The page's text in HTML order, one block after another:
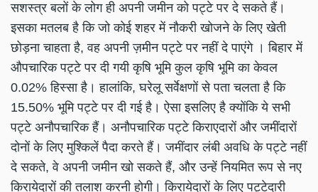
सशस्त्र बलों के लोग ही अपनी जमीन को पट्टे पर दे सकते हैं।
इसका मतलब है कि जो कोई शहर में नौकरी खोजने के लिए खेती
छोड़ना चाहता है, वह अपनी ज़मीन पट्टे पर नहीं दे पाएंगे । बिहार में
औपचारिक पट्टे पर दी गयी कृषि भूमि कुल कृषि भूमि का केवल
0.02% हिस्सा है। हालांकि, घरेलू सर्वेक्षणों से पता चलता है कि
15.50% भूमि पट्टे पर दी गई है। ऐसा इसलिए है क्योंकि ये सभी
पट्टे अनौपचारिक हैं। अनौपचारिक पट्टे किराएदारों और जमींदारों
दोनों के लिए मुश्किलें पैदा करते हैं। जमींदार लंबी अवधि के पट्टे नहीं
दे सकते, वे अपनी जमीन खो सकते हैं, और उन्हें नियमित रूप से नए
किरायेदारों की तलाश करनी होगी। किरायेदारों के लिए पट्टेदारी